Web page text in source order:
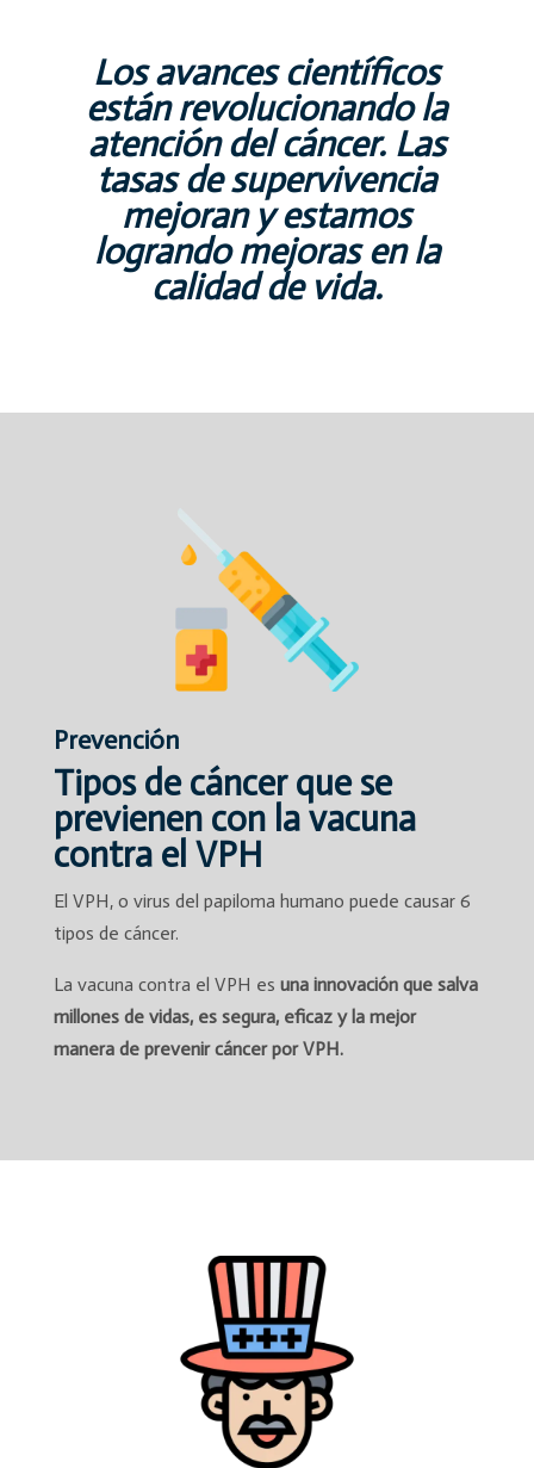
Los avances científicos
están revolucionando la
atención del cáncer. Las
tasas de supervivencia
mejoran y estamos
logrando mejoras en la
calidad de vida.
Prevención
Tipos de cáncer que se
previenen con la vacuna
contra el VPH
El VPH, o virus del papiloma humano puede causar 6
tipos de cáncer.
La vacuna contra el VPH es una innovación que salva
millones de vidas, es segura, eficaz y la mejor
manera de prevenir cáncer por VPH.